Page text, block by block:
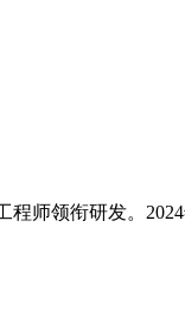
师领衔研发。